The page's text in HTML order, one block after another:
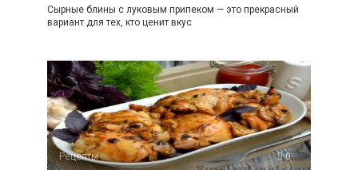
Сырные блины с луковым припеком — это прекрасный
вариант для тех, кто ценит вкус
Рецепты 0